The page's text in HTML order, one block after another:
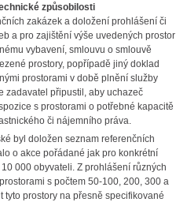
způsobilosti
zakázek a doložení prohlášení či
a pro zajištění výše uvedených prostor
vybavení, smlouvu o smlouvě
prostory, popřípadě jiný doklad
prostorami v době plnění služby
zadavatel připustil, aby uchazeč
s prostorami o potřebné kapacitě
či nájemního práva.
byl doložen seznam referenčních
o akce pořádané jak pro konkrétní
000 obyvateli. Z prohlášení různých
s počtem 50-100, 200, 300 a
tyto prostory na přesně specifikované